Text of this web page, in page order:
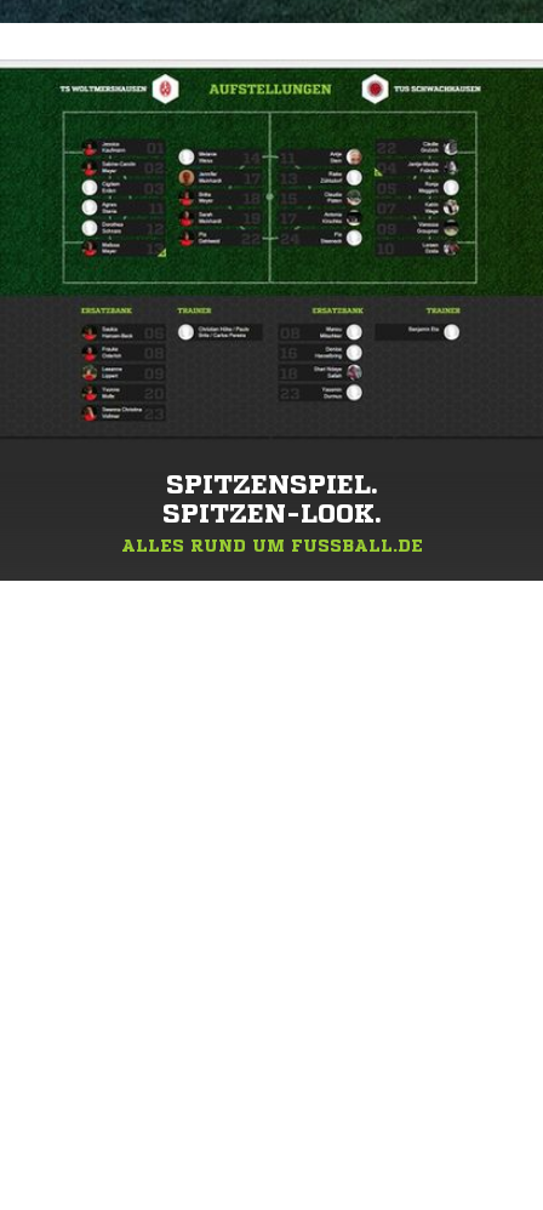
SPITZENSPIEL.
SPITZEN-LOOK.
ALLES RUND UM FUSSBALL.DE